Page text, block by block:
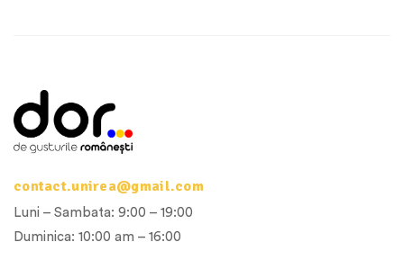
contact.unirea@gmail.com
Luni – Sambata: 9:00 – 19:00
Duminica: 10:00 am – 16:00